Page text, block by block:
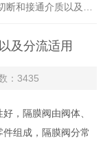
通介质以及分流适用
及分流适用
：3435
，隔膜阀由阀体、
组成，隔膜阀分常